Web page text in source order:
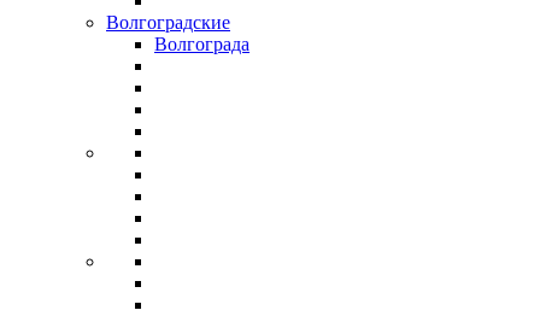
Волгоградские
Волгограда